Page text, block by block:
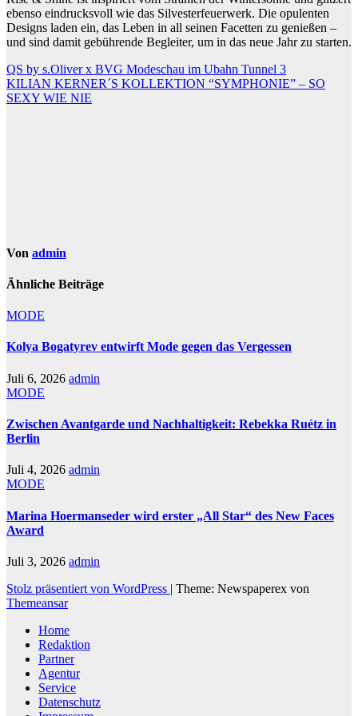
ebenso eindrucksvoll wie das Silvesterfeuerwerk. Die opulenten
Designs laden ein, das Leben in all seinen Facetten zu genießen –
und sind damit gebührende Begleiter, um in das neue Jahr zu starten.
Beitragsnavigation
QS by s.Oliver x BVG Modeschau im Ubahn Tunnel 3
KILIAN KERNER´S KOLLEKTION “SYMPHONIE” – SO
SEXY WIE NIE
Von admin
Ähnliche Beiträge
MODE
Kolya Bogatyrev entwirft Mode gegen das Vergessen
Juli 6, 2026 admin
MODE
Zwischen Avantgarde und Nachhaltigkeit: Rebekka Ruétz in
Berlin
Juli 4, 2026 admin
MODE
Marina Hoermanseder wird erster „All Star“ des New Faces
Award
Juli 3, 2026 admin
Stolz präsentiert von WordPress | Theme: Newspaperex von
Themeansar
Home
Redaktion
Partner
Agentur
Service
Datenschutz